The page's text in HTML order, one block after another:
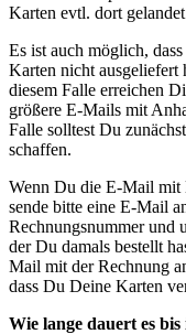
Karten evtl. dort
Es ist auch möglich,
Karten nicht ausgeliefert
diesem Falle erreichen
größere E-Mails mit
Falle solltest Du
schaffen.
Wenn Du die E-Mail mit
sende bitte eine E-Mail
Rechnungsnummer und
der Du damals bestellt
Mail mit der Rechnung
dass Du Deine Karten
Wie lange dauert es